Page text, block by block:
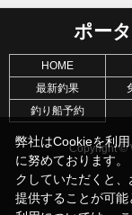
ポー
HOME
最新釣果
釣り船予約
Copyright ©
弊社はCookieを利
に努めております
クしていただくと
提供することが可